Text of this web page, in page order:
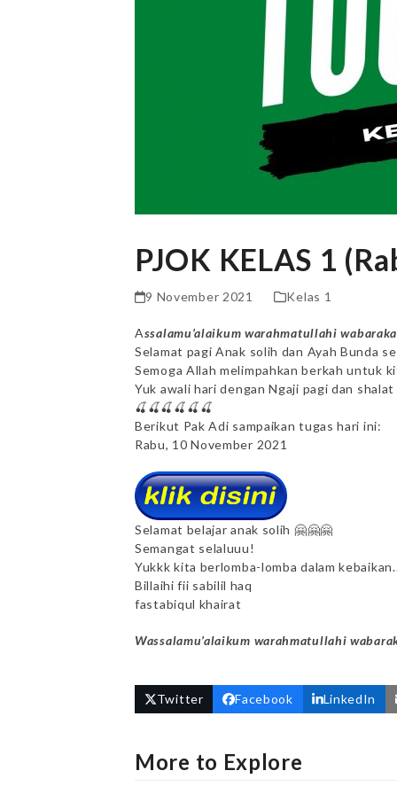
PJOK KELAS 1
9 November 2021 Kelas 1
Assalamu’alaikum warahmatullahi
Selamat pagi Anak solih dan Ayah Bunda
Semoga Allah melimpahkan berkah untuk
Yuk awali hari dengan Ngaji pagi dan
🍒🍒🍒🍒🍒🍒
Berikut Pak Adi sampaikan tugas hari ini:
Rabu, 10 November 2021
Selamat belajar anak solih 🤗🤗🤗
Semangat selaluuu!
Yukkk kita berlomba-lomba dalam
Billaihi fii sabilil haq
fastabiqul khairat
Wassalamu’alaikum warahmatullahi
Twitter Facebook LinkedIn
More to Explore